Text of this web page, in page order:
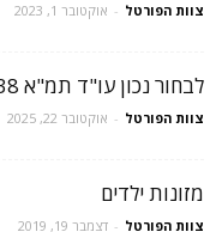
צוות הפורטל - אוקטובר 1, 2023
לבחור נכון עו"ד תמ"א 38
צוות הפורטל - אוקטובר 22, 2025
מזונות ילדים
צוות הפורטל - דצמבר 19, 2019